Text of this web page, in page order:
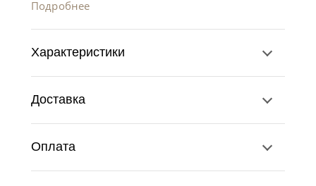
Подробнее
Характеристики
Доставка
Оплата